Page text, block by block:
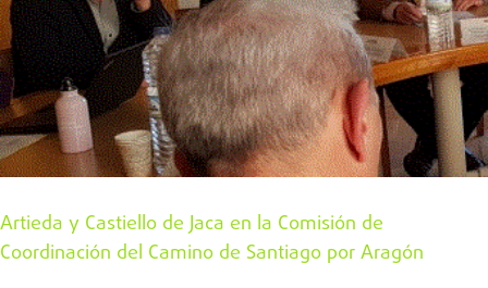
Artieda y Castiello de Jaca en la Comisión de
Coordinación del Camino de Santiago por Aragón